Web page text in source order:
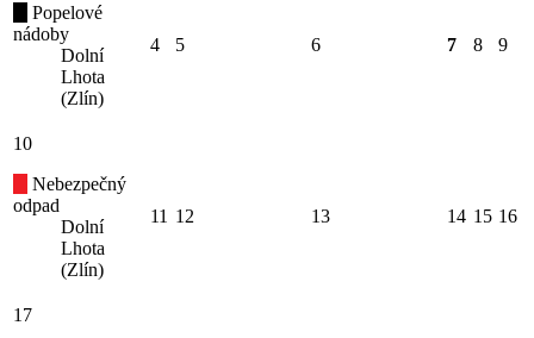
Popelové
nádoby
Dolní
Lhota
(Zlín)
4 5 6 7 8 9
10
Nebezpečný
odpad
Dolní
Lhota
(Zlín)
11 12 13 14 15 16
17